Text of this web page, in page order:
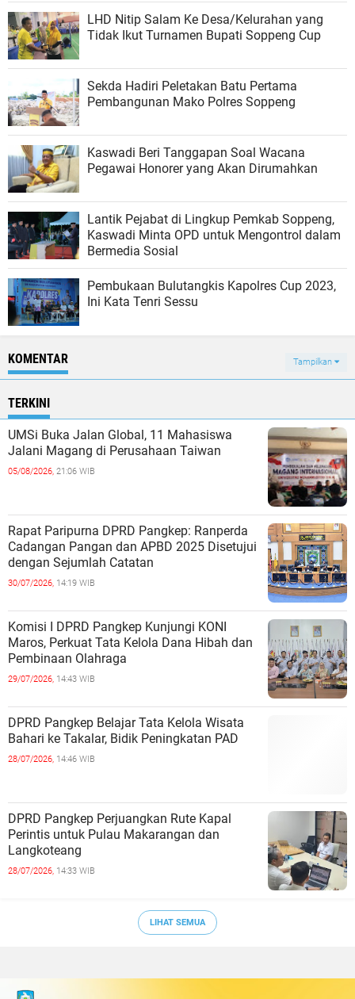
LHD Nitip Salam Ke Desa/Kelurahan yang
Tidak Ikut Turnamen Bupati Soppeng Cup
Sekda Hadiri Peletakan Batu Pertama
Pembangunan Mako Polres Soppeng
Kaswadi Beri Tanggapan Soal Wacana
Pegawai Honorer yang Akan Dirumahkan
Lantik Pejabat di Lingkup Pemkab Soppeng,
Kaswadi Minta OPD untuk Mengontrol dalam
Bermedia Sosial
Pembukaan Bulutangkis Kapolres Cup 2023,
Ini Kata Tenri Sessu
KOMENTAR Tampilkan
TERKINI
UMSi Buka Jalan Global, 11 Mahasiswa
Jalani Magang di Perusahaan Taiwan
05/08/2026, 21:06 WIB
Rapat Paripurna DPRD Pangkep: Ranperda
Cadangan Pangan dan APBD 2025 Disetujui
dengan Sejumlah Catatan
30/07/2026, 14:19 WIB
Komisi I DPRD Pangkep Kunjungi KONI
Maros, Perkuat Tata Kelola Dana Hibah dan
Pembinaan Olahraga
29/07/2026, 14:43 WIB
DPRD Pangkep Belajar Tata Kelola Wisata
Bahari ke Takalar, Bidik Peningkatan PAD
28/07/2026, 14:46 WIB
DPRD Pangkep Perjuangkan Rute Kapal
Perintis untuk Pulau Makarangan dan
Langkoteang
28/07/2026, 14:33 WIB
LIHAT SEMUA